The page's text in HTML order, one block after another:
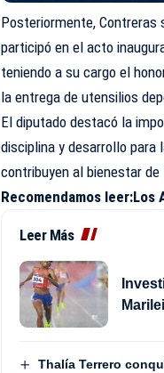
Posteriormente, Contreras
participó en el acto
teniendo a su cargo el
la entrega de utensilios
El diputado destacó la
disciplina y desarrollo para
contribuyen al bienestar
Recomendamos leer:Los
Leer Más
Thalía Terrero